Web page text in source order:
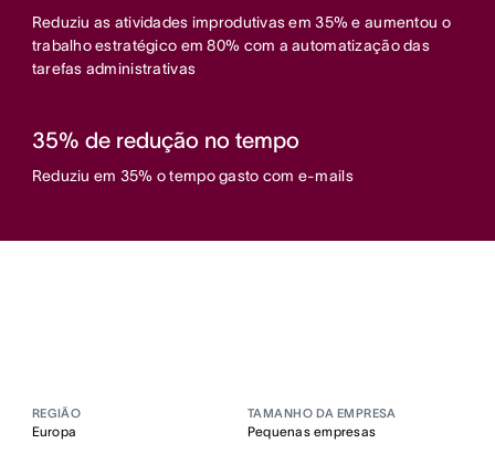
Reduziu as atividades improdutivas em 35% e aumentou o
trabalho estratégico em 80% com a automatização das
tarefas administrativas
35% de redução no tempo
Reduziu em 35% o tempo gasto com e-mails
REGIÃO
Europa
TAMANHO DA EMPRESA
Pequenas empresas